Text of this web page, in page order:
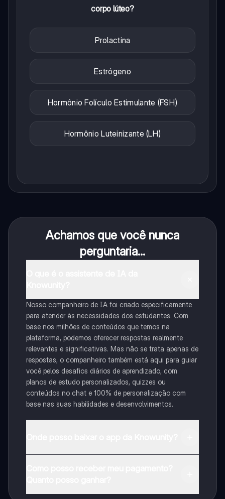
corpo lúteo?
Prolactina
Estrógeno
Hormônio Folículo Estimulante (FSH)
Hormônio Luteinizante (LH)
Achamos que você nunca
perguntaria...
Nosso companheiro de IA foi criado especificamente
para atender às necessidades dos estudantes. Com
base nos milhões de conteúdos que temos na
plataforma, podemos oferecer respostas realmente
relevantes e significativas. Mas não se trata apenas de
respostas, o companheiro também está aqui para guiar
você pelos desafios diários de aprendizado, com
planos de estudo personalizados, quizzes ou
conteúdos no chat e 100% de personalização com
base nas suas habilidades e desenvolvimentos.